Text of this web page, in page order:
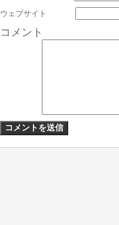
ウェブサイト
コメント